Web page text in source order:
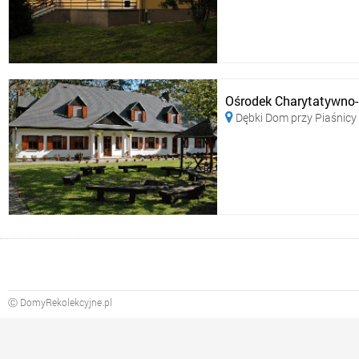
Ośrodek
 Dębki Dom przy
Ⓒ DomyRekolekcyjne.pl